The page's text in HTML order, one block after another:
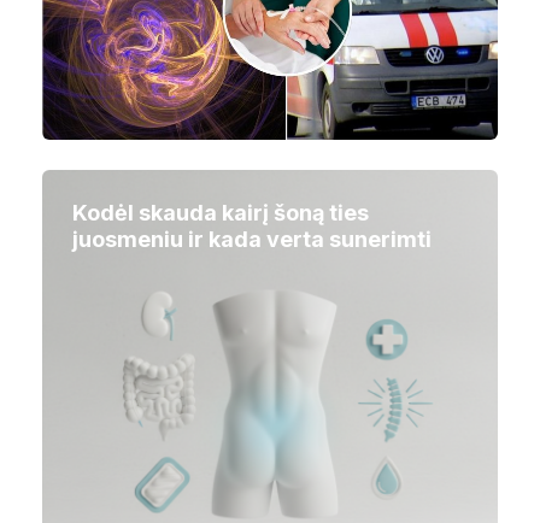
Kodėl skauda kairį šoną ties
juosmeniu ir kada verta sunerimti